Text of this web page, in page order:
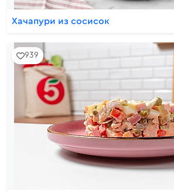
Хачапури из сосисок
939